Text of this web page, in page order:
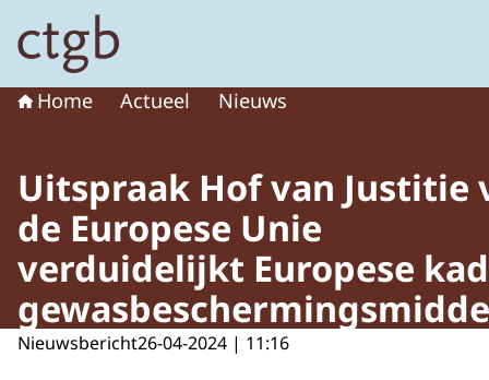
Naar de homepage van College voor de toelating van
Home Actueel Nieuws
Uitspraak Hof van Justitie
de Europese Unie
verduidelijkt Europese
Nieuwsbericht26-04-2024 | 11:16